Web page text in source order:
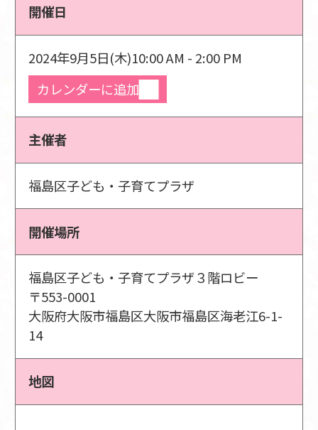
開催日
2024年9月5日(木)10:00 AM - 2:00 PM
カレンダーに追加
主催者
福島区子ども・子育てプラザ
開催場所
福島区子ども・子育てプラザ３階ロビー
〒553-0001
大阪府大阪市福島区大阪市福島区海老江6-1-
14
地図